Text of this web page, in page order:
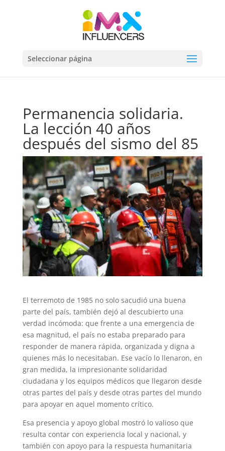
Seleccionar página
Permanencia solidaria.
La lección 40 años
después del sismo del 85
El terremoto de 1985 no solo sacudió una buena
parte del país, también dejó al descubierto una
verdad incómoda: que frente a una emergencia de
esa magnitud, el país no estaba preparado para
responder de manera rápida, organizada y digna a
quienes más lo necesitaban. Ese vacío lo llenaron, en
gran medida, la impresionante solidaridad
ciudadana y los equipos médicos que llegaron desde
otras partes del país y desde otras partes del mundo
para apoyar en aquel momento crítico.
Esa presencia y apoyo global mostró lo valioso que
resulta contar con experiencia local y nacional, y
también con apoyo para la respuesta humanitaria